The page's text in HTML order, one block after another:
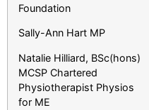
Foundation
Sally-Ann Hart MP
Natalie Hilliard, BSc(hons)
MCSP Chartered
Physiotherapist Physios
for ME